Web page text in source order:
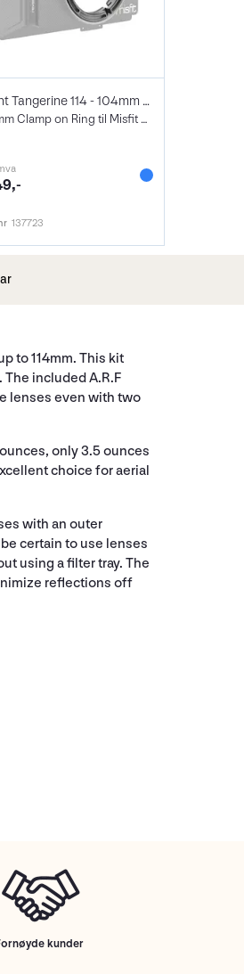
Bright Tangerine 114 - 104mm Clamp
104mm Clamp on Ring til Misfit Mattebox
137723
to 114mm. This kit
included A.R.F
lenses even with two
only 3.5 ounces
choice for aerial
with an outer
certain to use lenses
using a filter tray. The
reflections off
kunder